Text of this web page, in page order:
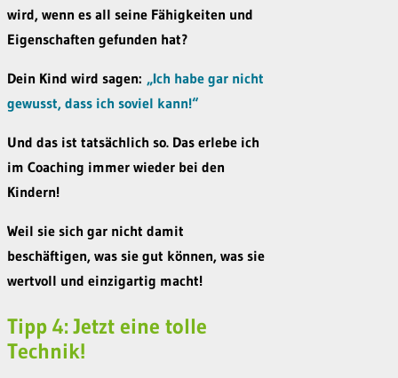
wird, wenn es all seine Fähigkeiten und
Eigenschaften gefunden hat?
Dein Kind wird sagen: „Ich habe gar nicht
gewusst, dass ich soviel kann!“
Und das ist tatsächlich so. Das erlebe ich
im Coaching immer wieder bei den
Kindern!
Weil sie sich gar nicht damit
beschäftigen, was sie gut können, was sie
wertvoll und einzigartig macht!
Tipp 4: Jetzt eine tolle
Technik!